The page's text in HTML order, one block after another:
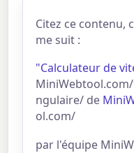
Citez ce contenu,
me suit :
"Calculateur de
ngulaire/ de
ol.com/
par l'équipe